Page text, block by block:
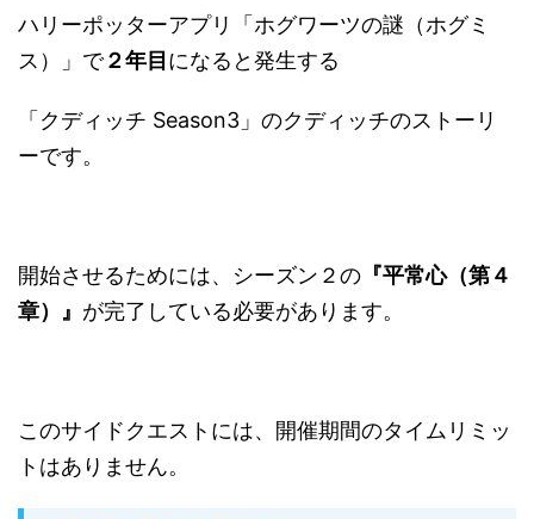
ハリーポッターアプリ「ホグワーツの謎（ホグミ
ス）」で２年目 になると発生する
「クディッチ Season3」のクディッチのストーリ
ーです。
開始させるためには、シーズン２の 『平常心（第４
章）』 が完了している必要があります。
このサイドクエストには、開催期間のタイムリミッ
トはありません。